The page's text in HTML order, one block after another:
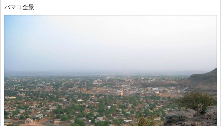
バマコ全景